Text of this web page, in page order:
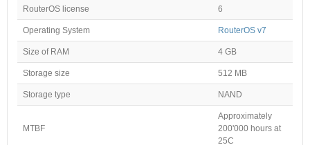
RouterOS license 6
Operating System RouterOS v7
Size of RAM 4 GB
Storage size 512 MB
Storage type NAND
MTBF
Approximately
200'000 hours at
25C